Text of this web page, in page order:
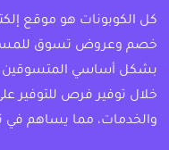
كل الكوبونات هو موقع
خصم وعروض تسوق
بشكل أساسي المتسوقين
خلال توفير فرص للتوفير
والخدمات، مما يساهم في